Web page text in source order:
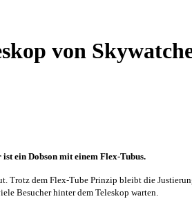
von
ein Dobson mit einem Flex-Tubus.
Trotz dem Flex-Tube Prinzip bleibt die
Besucher hinter dem Teleskop warten.